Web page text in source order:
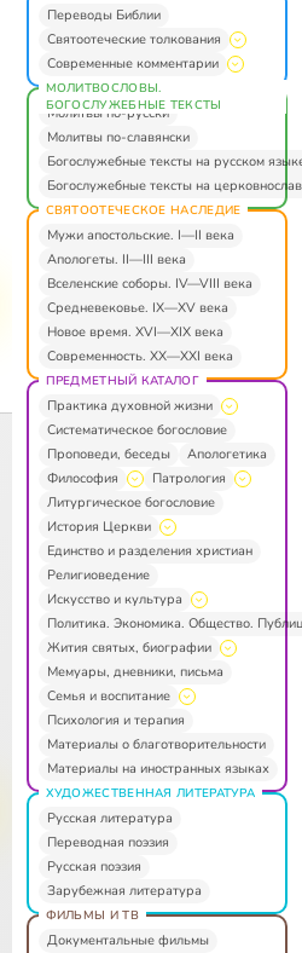
Переводы Библии
Святоотеческие толкования
Современные комментарии
МОЛИТВОСЛОВЫ.
БОГОСЛУЖЕБНЫЕ ТЕКСТЫ
Молитвы по-русски
Молитвы по-славянски
Богослужебные тексты на русском
Богослужебные тексты на
СВЯТООТЕЧЕСКОЕ НАСЛЕДИЕ
Мужи апостольские. I—II века
Апологеты. II—III века
Вселенские соборы. IV—VIII века
Средневековье. IX—XV века
Новое время. XVI—XIX века
Современность. XX—XXI века
ПРЕДМЕТНЫЙ КАТАЛОГ
Практика духовной жизни
Систематическое богословие
Проповеди, беседы
Апологетика
Философия
Патрология
Литургическое богословие
История Церкви
Единство и разделения христиан
Религиоведение
Искусство и культура
Политика. Экономика. Общество.
Жития святых, биографии
Мемуары, дневники, письма
Семья и воспитание
Психология и терапия
Материалы о благотворительности
Материалы на иностранных языках
ХУДОЖЕСТВЕННАЯ ЛИТЕРАТУРА
Русская литература
Переводная поэзия
Русская поэзия
Зарубежная литература
ФИЛЬМЫ И ТВ
Документальные фильмы